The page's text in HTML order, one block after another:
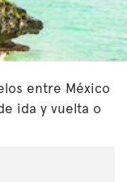
entre México
ida y vuelta o